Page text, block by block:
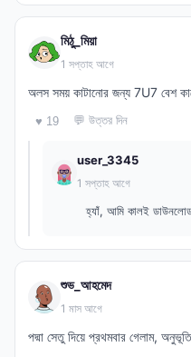
মিঠু_মিয়া
1 সপ্তাহ আগে
অলস সময় কাটানোর জন্য 7U7 বেশ
♥ 19 💬 উত্তর দিন
user_3345
1 সপ্তাহ আগে
হ্যাঁ, আমি কালই ডাউনলোড
শুভ_আহমেদ
1 মাস আগে
পদ্মা সেতু দিয়ে প্রথমবার গেলাম,